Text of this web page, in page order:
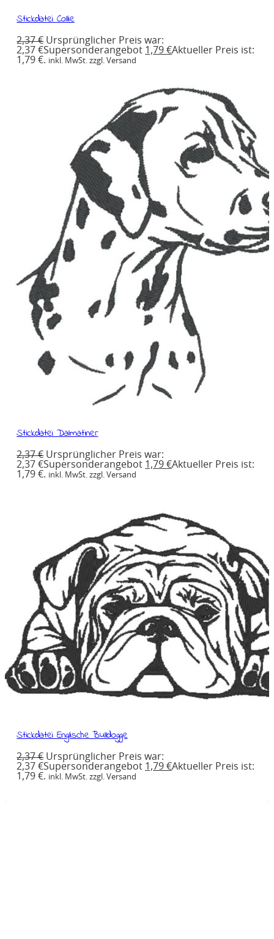
Stickdatei Collie
2,37€ Ursprünglicher Preis war:
2,37 €Supersonderangebot 1,79€Aktueller Preis ist:
1,79 €. inkl. MwSt. zzgl. Versand
Stickdatei Dalmatiner
2,37€ Ursprünglicher Preis war:
2,37 €Supersonderangebot 1,79€Aktueller Preis ist:
1,79 €. inkl. MwSt. zzgl. Versand
Stickdatei Englische Bulldogge
2,37€ Ursprünglicher Preis war:
2,37 €Supersonderangebot 1,79€Aktueller Preis ist:
1,79 €. inkl. MwSt. zzgl. Versand